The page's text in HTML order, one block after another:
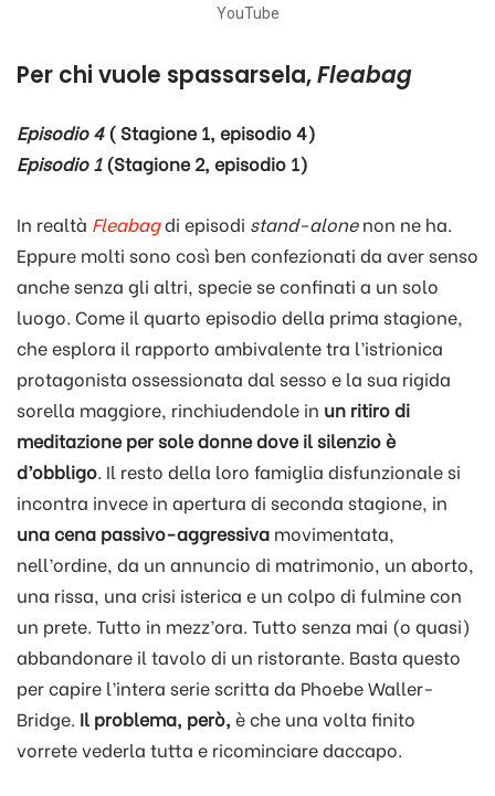
YouTube
Per chi vuole spassarsela,Fleabag
Episodio 4(Stagione 1, episodio 4)
Episodio 1(Stagione 2, episodio 1)
In realtà Fleabagdi episodi stand-alonenon ne ha.
Eppure molti sono così ben confezionati da aver senso
anche senza gli altri, specie se confinati a un solo
luogo. Come il quarto episodio della prima stagione,
che esplora il rapporto ambivalente tra l’istrionica
protagonista ossessionata dal sesso e la sua rigida
sorella maggiore, rinchiudendole in un ritiro di
meditazione per sole donne dove il silenzio è
d’obbligo. Il resto della loro famiglia disfunzionale si
incontra invece in apertura di seconda stagione, in
una cena passivo-aggressiva movimentata,
nell’ordine, da un annuncio di matrimonio, un aborto,
una rissa, una crisi isterica e un colpo di fulmine con
un prete. Tutto in mezz’ora. Tutto senza mai (o quasi)
abbandonare il tavolo di un ristorante. Basta questo
per capire l’intera serie scritta da Phoebe Waller-
Bridge. Il problema, però, è che una volta finito
vorrete vederla tutta e ricominciare daccapo.